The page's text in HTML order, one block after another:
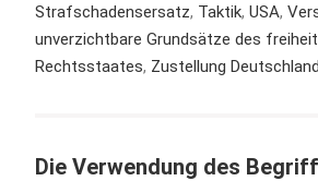
Strafschadensersatz, Taktik, USA,
unverzichtbare Grundsätze des
Rechtsstaates, Zustellung Deutschland
Die Verwendung des